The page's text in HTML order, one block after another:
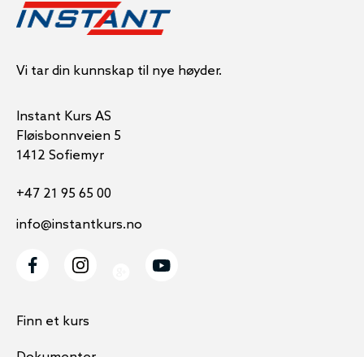
Vi tar din kunnskap til nye høyder.
Instant Kurs AS
Fløisbonnveien 5
1412 Sofiemyr
+47 21 95 65 00
info@instantkurs.no
Finn et kurs